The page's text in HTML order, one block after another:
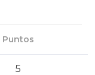
Puntos
5